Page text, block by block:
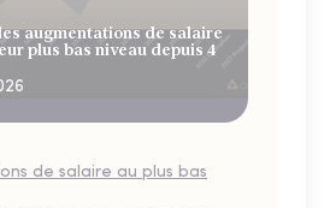
les augmentations de salaire
plus bas niveau depuis 4
de salaire au plus bas